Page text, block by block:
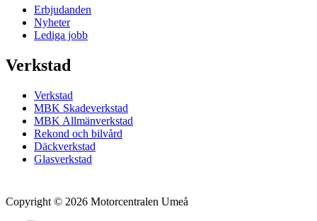
Erbjudanden
Nyheter
Lediga jobb
Verkstad
Verkstad
MBK Skadeverkstad
MBK Allmänverkstad
Rekond och bilvård
Däckverkstad
Glasverkstad
Copyright © 2026 Motorcentralen Umeå